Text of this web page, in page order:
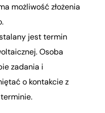
możliwość złożenia
jest termin
Osoba
zadania i
o kontakcie z